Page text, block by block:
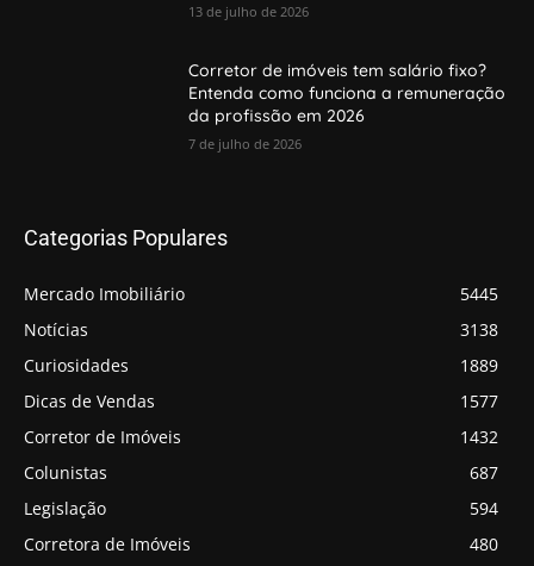
13 de julho de 2026
Corretor de imóveis tem salário fixo?
Entenda como funciona a remuneração
da profissão em 2026
7 de julho de 2026
Categorias Populares
Mercado Imobiliário
5445
Notícias
3138
Curiosidades
1889
Dicas de Vendas
1577
Corretor de Imóveis
1432
Colunistas
687
Legislação
594
Corretora de Imóveis
480